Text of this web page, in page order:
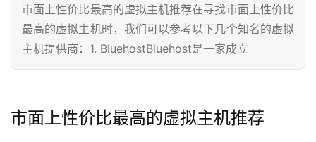
市面上性价比最高的虚拟主机推荐在寻找市面上性价比
最高的虚拟主机时，我们可以参考以下几个知名的虚拟
主机提供商：1. BluehostBluehost是一家成立
市面上性价比最高的虚拟主机推荐